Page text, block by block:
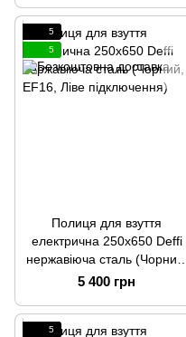
5
5
Полиця для взуття
електрична 250x650 Deffi
нержавіюча сталь (Чорний,
EF16, Ліве підключення)
5 400 грн
5